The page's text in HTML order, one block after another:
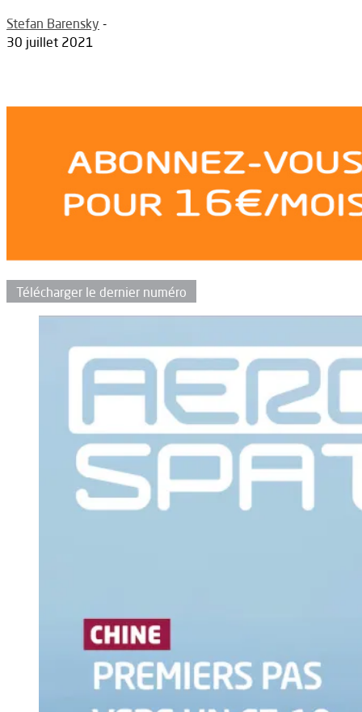
Stefan Barensky -
30 juillet 2021
Télécharger le dernier numéro